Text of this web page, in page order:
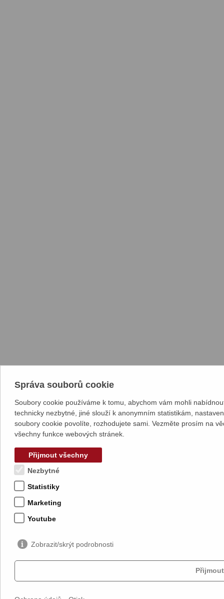
Správa souborů cookie
Soubory cookie používáme k tomu, abychom vám mohli
technicky nezbytné, jiné slouží k anonymním statistikám,
soubory cookie povolíte, rozhodujete sami. Vezměte prosím na
všechny funkce webových stránek.
Přijmout všechny
Nezbytné
Statistiky
Marketing
Youtube
Zobrazit/skrýt podrobnosti